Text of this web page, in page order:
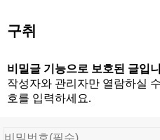
구취
비밀글 기능으로 보호된 글입
작성자와 관리자만 열람하실
호를 입력하세요.